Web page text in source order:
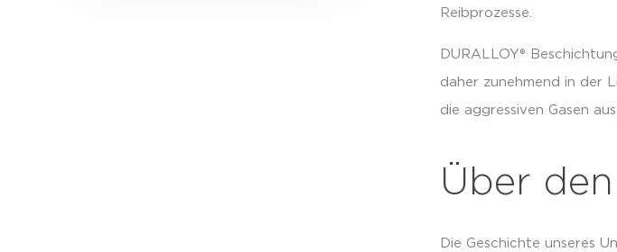
Reibprozesse.
DURALLOY®
daher zunehmend in der
die aggressiven Gasen
Über
Die Geschichte unseres